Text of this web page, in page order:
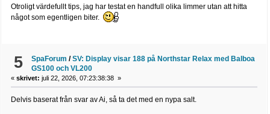
Otroligt värdefullt tips, jag har testat en handfull olika limmer utan att hitta
något som egentligen biter.
5 SpaForum /SV: Display visar 188 på Northstar Relax med Balboa
GS100 och VL200
« skrivet: juli 22, 2026, 07:23:38:38 »
Delvis baserat från svar av Ai, så ta det med en nypa salt.